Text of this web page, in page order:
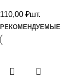
110,00 ₽шт.
РЕКОМЕНДУЕМЫЕ